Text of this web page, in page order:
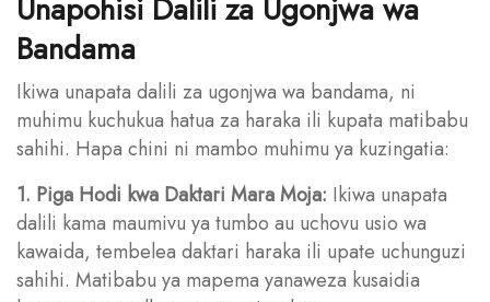
Bandama
Ikiwa unapata dalili za ugonjwa wa bandama, ni
muhimu kuchukua hatua za haraka ili kupata matibabu
sahihi. Hapa chini ni mambo muhimu ya kuzingatia:
1. Piga Hodi kwa Daktari Mara Moja: Ikiwa unapata
dalili kama maumivu ya tumbo au uchovu usio wa
kawaida, tembelea daktari haraka ili upate uchunguzi
sahihi. Matibabu ya mapema yanaweza kusaidia